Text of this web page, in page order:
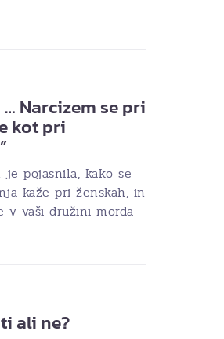
Narcizem se pri
kot pri
pojasnila, kako se
kaže pri ženskah, in
v vaši družini morda
ali ne?